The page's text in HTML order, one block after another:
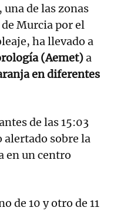
, una de las zonas
Murcia por el
ha llevado a
(Aemet)a
en diferentes
de las 15:03
alertado sobre la
en un centro
de 10 y otro de 11